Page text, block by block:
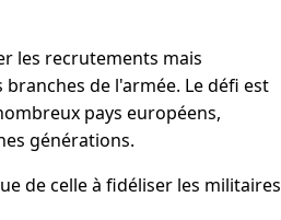
les recrutements mais
de l'armée. Le défi est
pays européens,
générations.
de celle à fidéliser les militaires